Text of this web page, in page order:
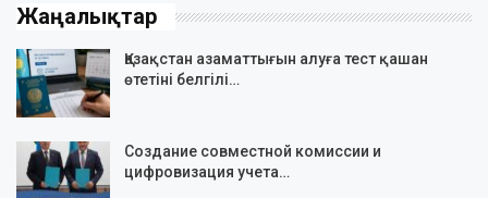
Жаңалықтар
Қазақстан азаматтығын алуға тест қашан
өтетіні белгілі…
Создание совместной комиссии и
цифровизация учета…